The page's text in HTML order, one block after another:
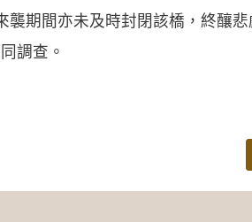
期間亦未及時封閉該橋，終釀
調查。